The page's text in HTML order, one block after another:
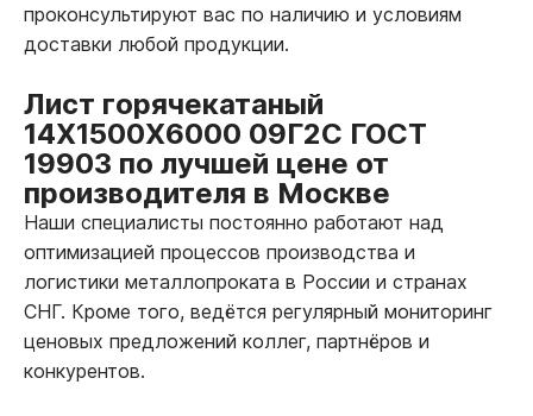
проконсультируют вас по наличию и условиям
доставки любой продукции.
Лист горячекатаный
14Х1500Х6000 09Г2С ГОСТ
19903 по лучшей цене от
производителя в Москве
Наши специалисты постоянно работают над
оптимизацией процессов производства и
логистики металлопроката в России и странах
СНГ. Кроме того, ведётся регулярный мониторинг
ценовых предложений коллег, партнёров и
конкурентов.